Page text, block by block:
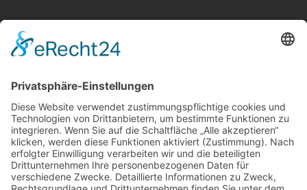
100 Jahre Erfahrung
Direkt-Import aus Holland
(im Norden an der Küste)
Zusammenarbeit mit mehr
als 50 Züchtern